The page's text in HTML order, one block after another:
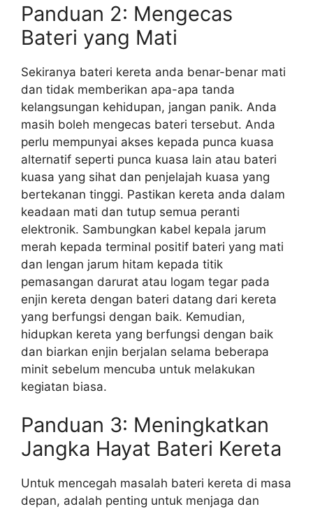
Panduan 2: Mengecas
Bateri yang Mati
Sekiranya bateri kereta anda benar-benar mati
dan tidak memberikan apa-apa tanda
kelangsungan kehidupan, jangan panik. Anda
masih boleh mengecas bateri tersebut. Anda
perlu mempunyai akses kepada punca kuasa
alternatif seperti punca kuasa lain atau bateri
kuasa yang sihat dan penjelajah kuasa yang
bertekanan tinggi. Pastikan kereta anda dalam
keadaan mati dan tutup semua peranti
elektronik. Sambungkan kabel kepala jarum
merah kepada terminal positif bateri yang mati
dan lengan jarum hitam kepada titik
pemasangan darurat atau logam tegar pada
enjin kereta dengan bateri datang dari kereta
yang berfungsi dengan baik. Kemudian,
hidupkan kereta yang berfungsi dengan baik
dan biarkan enjin berjalan selama beberapa
minit sebelum mencuba untuk melakukan
kegiatan biasa.
Panduan 3: Meningkatkan
Jangka Hayat Bateri Kereta
Untuk mencegah masalah bateri kereta di masa
depan, adalah penting untuk menjaga dan